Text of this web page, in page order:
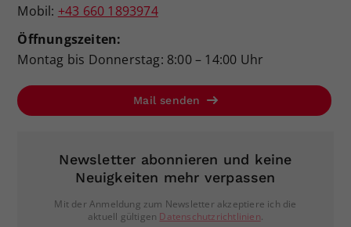
Mobil: +43 660 1893974
Öffnungszeiten:
Montag bis Donnerstag: 8:00 – 14:00 Uhr
Mail senden
Newsletter abonnieren und keine
Neuigkeiten mehr verpassen
Mit der Anmeldung zum Newsletter akzeptiere ich die
aktuell gültigen Datenschutzrichtlinien.